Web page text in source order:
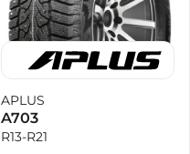
APLUS
A703
R13-R21